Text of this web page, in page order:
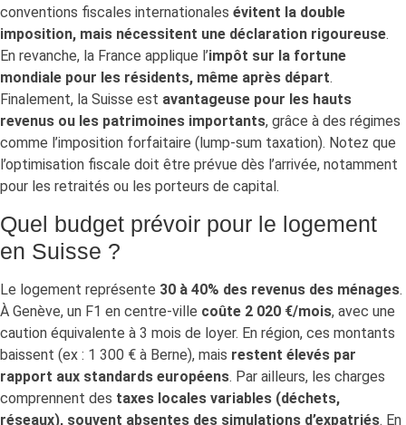
conventions fiscales internationales évitent la double
imposition, mais nécessitent une déclaration rigoureuse.
En revanche, la France applique l’impôt sur la fortune
mondiale pour les résidents, même après départ.
Finalement, la Suisse est avantageuse pour les hauts
revenus ou les patrimoines importants, grâce à des régimes
comme l’imposition forfaitaire (lump-sum taxation). Notez que
l’optimisation fiscale doit être prévue dès l’arrivée, notamment
pour les retraités ou les porteurs de capital.
Quel budget prévoir pour le logement
en Suisse ?
Le logement représente 30 à 40% des revenus des ménages.
À Genève, un F1 en centre-ville coûte 2 020 €/mois, avec une
caution équivalente à 3 mois de loyer. En région, ces montants
baissent (ex : 1 300 € à Berne), mais restent élevés par
rapport aux standards européens. Par ailleurs, les charges
comprennent des taxes locales variables (déchets,
réseaux), souvent absentes des simulations d’expatriés. En